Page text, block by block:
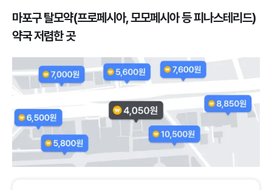
마포구 탈모약(프로페시아, 모모페시아 등 피나스테리드)
약국 저렴한 곳